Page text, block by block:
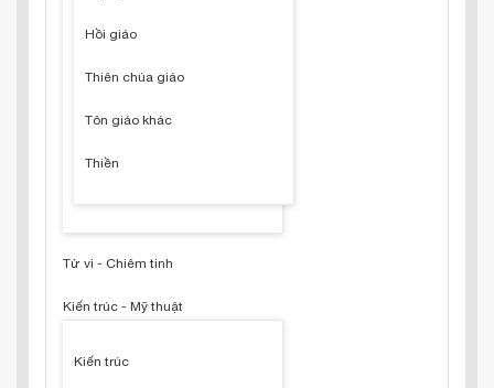
Hồi giáo
Thiên chúa giáo
Tôn giáo khác
Thiền
Tử vi - Chiêm tinh
Kiến trúc - Mỹ thuật
Kiến trúc